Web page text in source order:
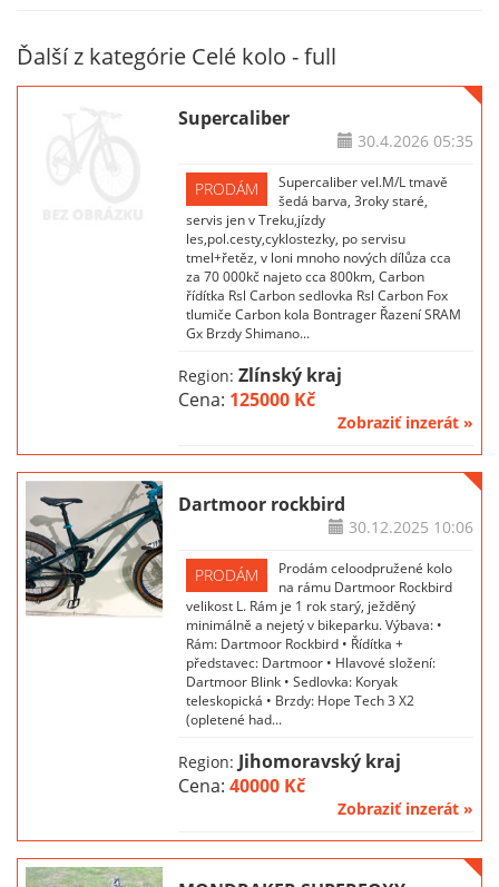
Ďalší z kategórie Celé kolo - full
Supercaliber
30.4.202605:35
PRODÁM
Supercaliber vel.M/L tmavě
šedá barva, 3roky staré,
servis jen v Treku,jízdy
les,pol.cesty,cyklostezky, po servisu
tmel+řetěz, v loni mnoho nových dílůza cca
za 70 000kč najeto cca 800km, Carbon
řídítka Rsl Carbon sedlovka Rsl Carbon Fox
tlumiče Carbon kola Bontrager Řazení SRAM
Gx Brzdy Shimano...
Region:Zlínský kraj
Cena: 125000 Kč
Zobraziť inzerát »
Dartmoor rockbird
30.12.2025 10:06
PRODÁM
Prodám celoodpružené kolo
na rámu Dartmoor Rockbird
velikost L. Rám je 1 rok starý, ježděný
minimálně a nejetý v bikeparku. Výbava: •
Rám: Dartmoor Rockbird • Řídítka +
představec: Dartmoor • Hlavové složení:
Dartmoor Blink • Sedlovka: Koryak
teleskopická • Brzdy: Hope Tech 3 X2
(opletené had...
Region: Jihomoravský kraj
Cena:40000 Kč
Zobraziť inzerát »